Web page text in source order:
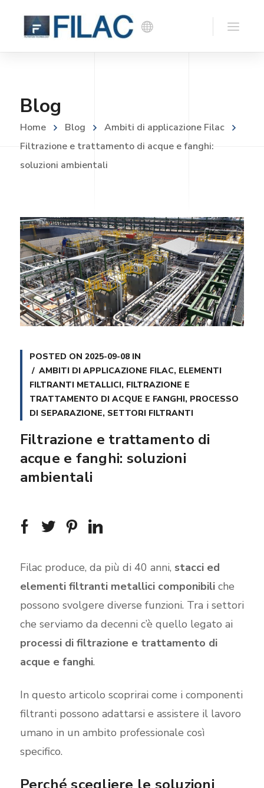
Blog
Home Blog
Ambiti di applicazione Filac
Filtrazione e trattamento di acque e fanghi:
soluzioni ambientali
POSTED ON 2025-09-08IN
AMBITI DI APPLICAZIONE FILAC, ELEMENTI
FILTRANTI METALLICI, FILTRAZIONE E
TRATTAMENTO DI ACQUE E FANGHI, PROCESSO
DI SEPARAZIONE, SETTORI FILTRANTI
Filtrazione e trattamento di
acque e fanghi: soluzioni
ambientali
Filac produce, da più di 40 anni, stacci ed
elementi filtranti metallici componibili che
possono svolgere diverse funzioni. Tra i settori
che serviamo da decenni c’è quello legato ai
processi di filtrazione e trattamento di
acque e fanghi.
In questo articolo scoprirai come i componenti
filtranti possono adattarsi e assistere il lavoro
umano in un ambito professionale così
specifico.